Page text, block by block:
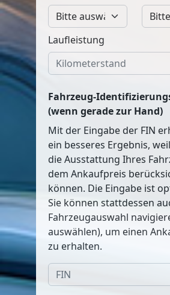
Laufleistung
Fahrzeug-
(wenn gerade zur Hand)
Mit der Eingabe der FIN
ein besseres Ergebnis,
die Ausstattung Ihres
dem Ankaufpreis
können. Die Eingabe ist
Sie können stattdessen
Fahrzeugauswahl
auswählen), um einen
zu erhalten.